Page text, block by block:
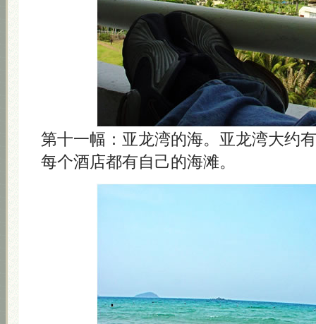
第十一幅：亚龙湾的海。亚龙湾大约
每个酒店都有自己的海滩。